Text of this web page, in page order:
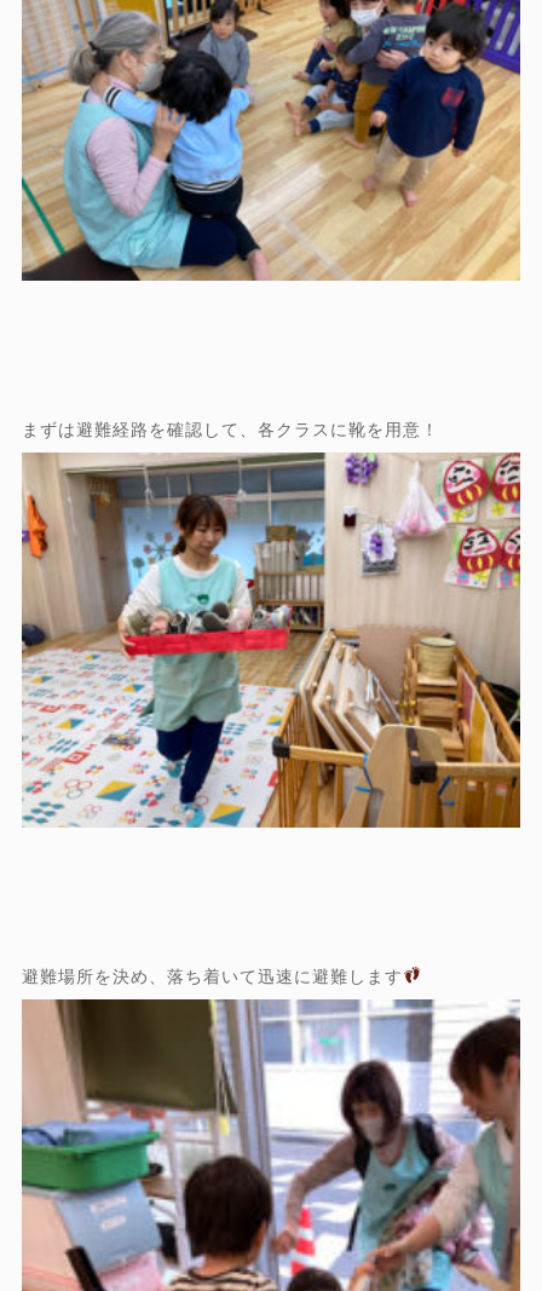
まずは避難経路を確認して、各クラスに靴を用意！
避難場所を決め、落ち着いて迅速に避難します